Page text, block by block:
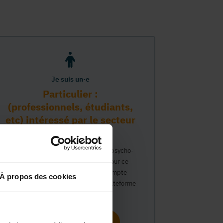
À propos des cookies
Je suis un·e
Particulier :
(professionnels, étudiants,
etc) intéressé par le secteur
PMS
Vous travaillez déjà dans le secteur psycho-
médico-social ou avez un intérêt pour ce
secteur et souhaitez obtenir un compte
personnel pour interagir sur notre plateforme